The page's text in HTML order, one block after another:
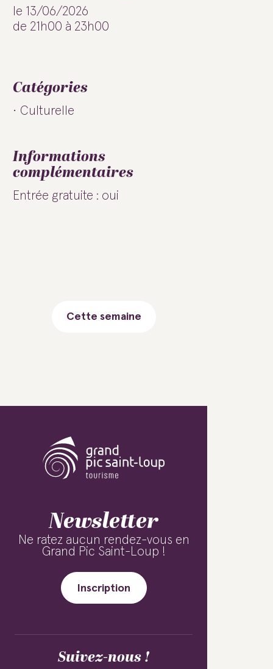
le 13/06/2026
de 21h00 à 23h00
Catégories
Culturelle
Informations
complémentaires
Entrée gratuite : oui
Cette semaine
Newsletter
Ne ratez aucun rendez-vous en
Grand Pic Saint-Loup !
Inscription
Suivez-nous !